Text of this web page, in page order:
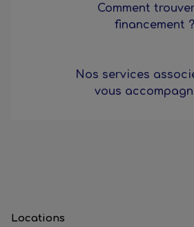
Comment
financement ?
Nos services
vous
Locations